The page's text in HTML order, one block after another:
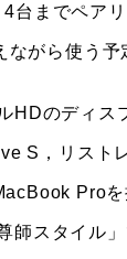
までペアリ
がら使う予
HDのディ
S，リスト
Pro
師スタイル